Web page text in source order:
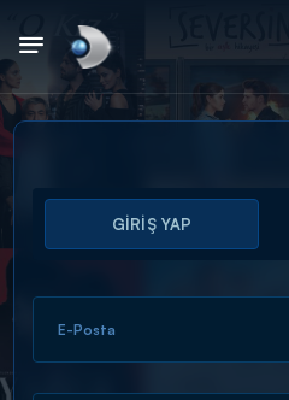
Arama
ARAMA SONUÇLARI
GİRİŞ YAP
E-Posta